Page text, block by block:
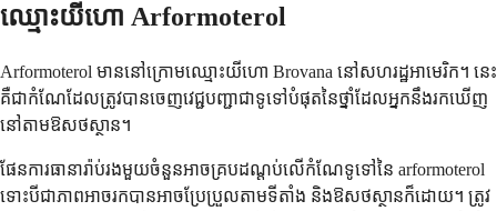
ឈ្មោះយីហោ Arformoterol
Arformoterol មាននៅក្រោមឈ្មោះយីហោ Brovana នៅសហរដ្ឋអាមេរិក។ នេះ
គឺជាកំណែដែលត្រូវបានចេញវេជ្ជបញ្ជាជាទូទៅបំផុតនៃថ្នាំដែលអ្នកនឹងរកឃើញ
នៅតាមឱសថស្ថាន។
ផែនការធានារ៉ាប់រងមួយចំនួនអាចគ្របដណ្តប់លើកំណែទូទៅនៃ arformoterol
ទោះបីជាភាពអាចរកបានអាចប្រែប្រួលតាមទីតាំង និងឱសថស្ថានក៏ដោយ។ ត្រូវ